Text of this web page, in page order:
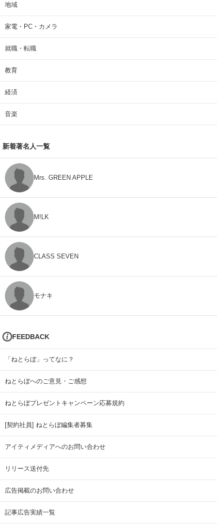
地域
家電・PC・カメラ
就職・転職
教育
経済
音楽
新着著名人一覧
Mrs. GREEN APPLE
M!LK
CLASS SEVEN
モナキ
FEEDBACK
「ねとらぼ」ってなに？
ねとらぼへのご意見・ご感想
ねとらぼプレゼントキャンペーン応募規約
[契約社員] ねとらぼ編集者募集
アイティメディアへのお問い合わせ
リリース送付先
広告掲載のお問い合わせ
記事広告実績一覧